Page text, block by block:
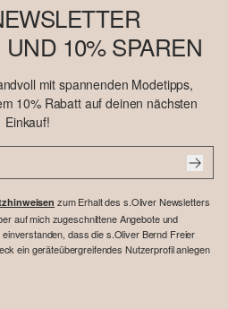
10% SPAREN
mit spannenden Modetipps,
10% Rabatt auf deinen nächsten
Einkauf!
zum Erhalt des s.Oliver Newsletters
auf mich zugeschnittene Angebote und
dass die s.Oliver Bernd Freier
ein geräteübergreifendes Nutzerprofil anlegen